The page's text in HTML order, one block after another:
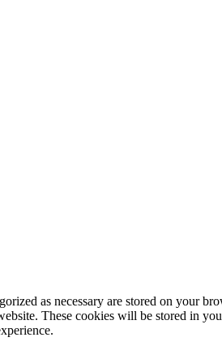
as necessary are stored on your
These cookies will be stored in